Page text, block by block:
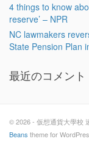
4 things to know
reserve’ – NPR
NC lawmakers
State Pension Plan
最近のコメント
© 2026 - 仮想通貨大學校
Beans theme for